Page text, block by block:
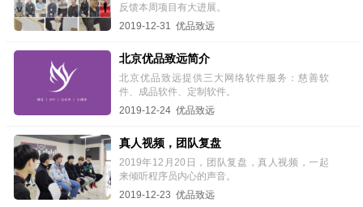
反馈本周项目有大进展。
2019-12-31 优品致远
北京优品致远简介
北京优品致远提供三大网络软件服务：慈善软
件、成品软件、定制软件。
2019-12-24 优品致远
真人视频，团队复盘
2019年12月20日，团队复盘，真人视频，一起
来倾听程序员内心的声音。
2019-12-23 优品致远